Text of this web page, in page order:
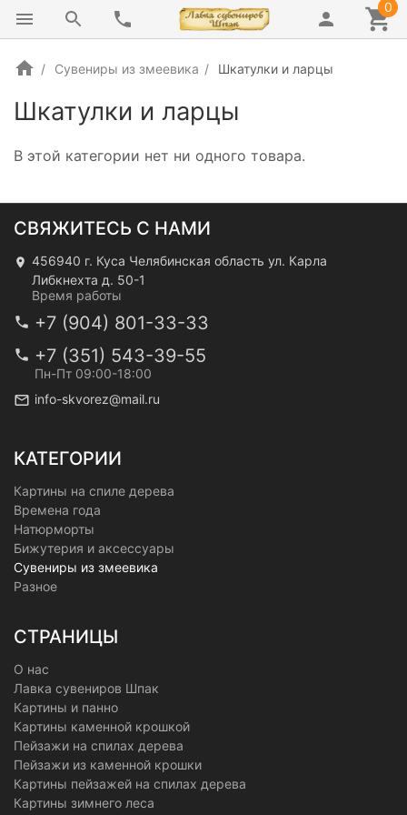
0
Сувениры из змеевика Шкатулки и ларцы
Шкатулки и ларцы
В этой категории нет ни одного товара.
СВЯЖИТЕСЬ С НАМИ
456940 г. Куса Челябинская область ул. Карла
Либкнехта д. 50-1
Время работы
+7 (904) 801-33-33
+7 (351) 543-39-55
Пн-Пт 09:00-18:00
info-skvorez@mail.ru
КАТЕГОРИИ
Картины на спиле дерева
Времена года
Натюрморты
Бижутерия и аксессуары
Сувениры из змеевика
Разное
СТРАНИЦЫ
О нас
Лавка сувениров Шпак
Картины и панно
Картины каменной крошкой
Пейзажи на спилах дерева
Пейзажи из каменной крошки
Картины пейзажей на спилах дерева
Картины зимнего леса